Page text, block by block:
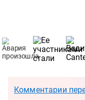
Комментарии